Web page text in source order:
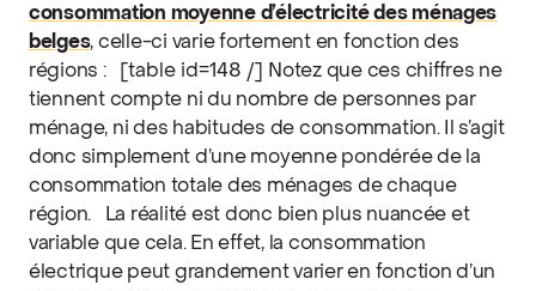
consommation moyenne d’électricité des ménages
belges, celle-ci varie fortement en fonction des
régions :
[table id=148 /]
Notez que ces chiffres ne
tiennent compte ni du nombre de personnes par
ménage, ni des habitudes de consommation. Il s’agit
donc simplement d’une moyenne pondérée de la
consommation totale des ménages de chaque
région.
La réalité est donc bien plus nuancée et
variable que cela. En effet, la consommation
électrique peut grandement varier en fonction d’un